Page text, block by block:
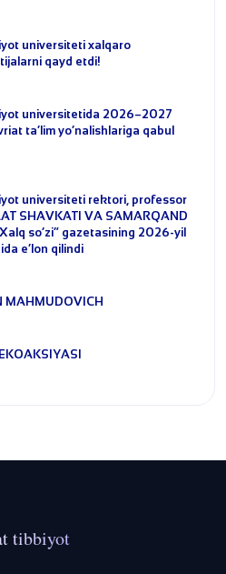
universiteti xalqaro
qayd etdi!
universitetida 2026–2027
ta’lim yo‘nalishlariga qabul
universiteti rektori, professor
SHAVKATI VA SAMARQAND
so‘zi” gazetasining 2026-yil
e’lon qilindi
MAHMUDOVICH
tibbiyot